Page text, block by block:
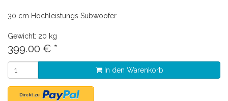
30 cm Hochleistungs Subwoofer
Gewicht: 20 kg
399.00 € *
In den Warenkorb